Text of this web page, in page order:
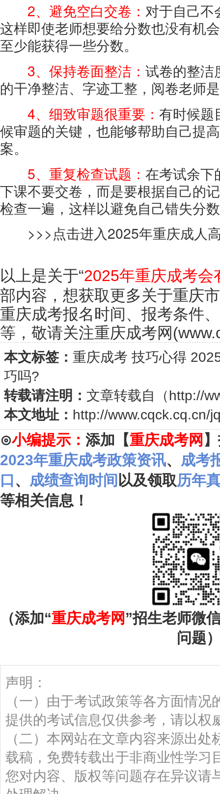
2、避免空白交卷： 对于自己不
这样即使老师想要给分数也没有机
至少能获得一些分数。
3、保持卷面整洁： 试卷的整洁
的干净整洁、字迹工整，阅卷老师
4、细致审题很重要： 有时候题
候审题的关键，也能够帮助自己提
案。
5、重复检查试题： 在考试余下
下课不要交卷，而是要根据自己的
检查一遍，这样以避免自己错失分
>>>点击进入2025年重庆成人
以上是关于“2025年重庆成考会
部内容，想获取更多关于重庆
重庆成考报名时间、报考条件
等，敬请关注重庆成考网
本文标签： 重庆成考 技巧心得
巧吗?
转载请注明： 文章转载自（http://
本文地址： http://www.cqck.cq.cn/
⊙小编提示： 添加【重庆成考网
2023年重庆成考政策资讯、 成考
口 、 成绩查询时间 以及领取历年
等相关信息！
（添加“重庆成考网 ”招生老师微
问题
声明：
（一）由于考试政策等各方面情
提供的考试信息仅供参考，请以权
（二）本网站在文章内容来源出
载稿，免费转载出于非商业性学习
您对内容、版权等问题存在异议请